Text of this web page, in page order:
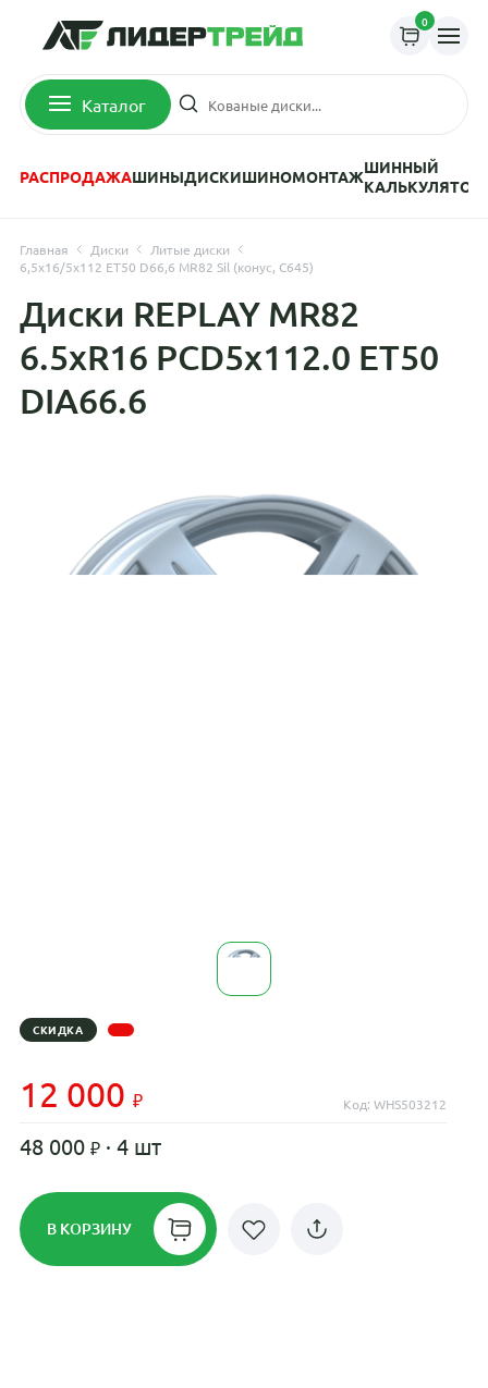
0
Каталог
РАСПРОДАЖАШИНЫДИСКИШИНОМОНТАЖШИННЫЙ
КАЛЬКУЛЯТОР
Главная Диски
Литые диски
6,5x16/5x112 ET50 D66,6 MR82 Sil (конус, C645)
Диски REPLAY MR82
6.5xR16 PCD5x112.0 ET50
DIA66.6
СКИДКА
12 000 Код: WHS503212
48 000 · 4 шт
В КОРЗИНУ